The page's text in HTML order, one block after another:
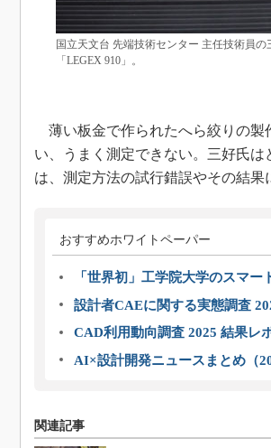
国立天文台 先端技術センター 主任技術員
「LEGEX 910」。
薄い板金で作られたへら絞りの製
い、うまく測定できない。三好氏
は、測定方法の試行錯誤やその結果
おすすめホワイトペーパー
「世界初」工学院大学のスマ
設計者CAEに関する実態調査
CAD利用動向調査 2025 結果レ
AI×設計開発ニュースまとめ（
関連記事